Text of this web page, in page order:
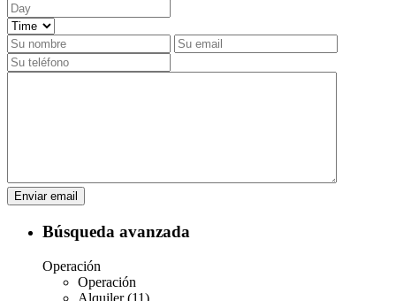
Búsqueda avanzada
Operación
Operación
Alquiler (11)